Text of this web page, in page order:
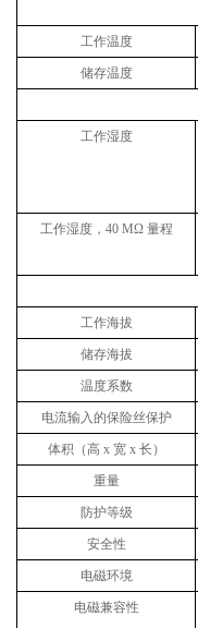
工作温度
储存温度
工作湿度
工作湿度， 40 MΩ 量程
工作海拔
储存海拔
温度系数
电流输入的保险丝保护
体积（高x 宽x 长）
重量
防护等级
安全性
电磁环境
电磁兼容性